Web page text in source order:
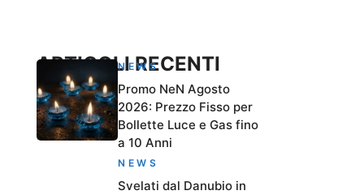
ARTICOLI RECENTI
NEWS
Promo NeN Agosto
2026: Prezzo Fisso per
Bollette Luce e Gas fino
a 10 Anni
NEWS
Svelati dal Danubio in